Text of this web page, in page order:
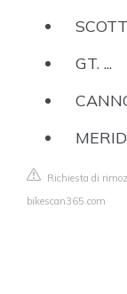
GT. ...
Richiesta di
bikescan365.com